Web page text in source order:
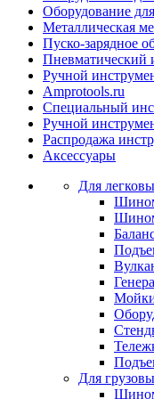
Оборудование
Металлическая
Пуско-зарядное
Пневматический
Ручной
Amprotools.ru
Специальный
Ручной
Распродажа
Аксессуары
Для
Для